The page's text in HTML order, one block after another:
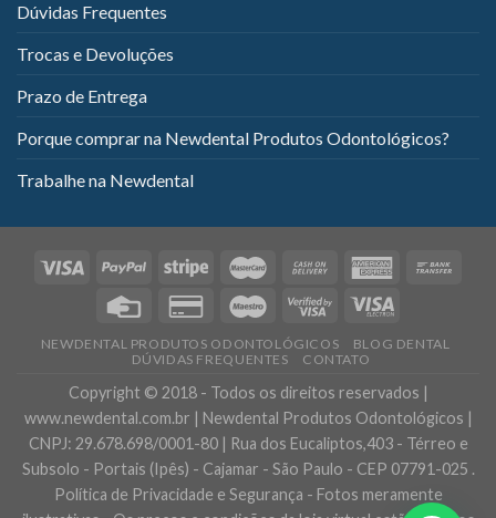
Dúvidas Frequentes
Trocas e Devoluções
Prazo de Entrega
Porque comprar na Newdental Produtos Odontológicos?
Trabalhe na Newdental
NEWDENTAL PRODUTOS ODONTOLÓGICOS
BLOG DENTAL
DÚVIDAS FREQUENTES
CONTATO
Copyright © 2018 - Todos os direitos reservados |
www.newdental.com.br | Newdental Produtos Odontológicos |
CNPJ: 29.678.698/0001-80 | Rua dos Eucaliptos,403 - Térreo e
Subsolo - Portais (Ipês) - Cajamar - São Paulo - CEP 07791-025 .
Política de Privacidade e Segurança - Fotos meramente